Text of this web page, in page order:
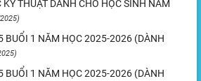
THUẬT DÀNH CHO HỌC SINH NĂM
BUỔI 1 NĂM HỌC 2025-2026 (DÀNH
BUỔI 1 NĂM HỌC 2025-2026 (DÀNH